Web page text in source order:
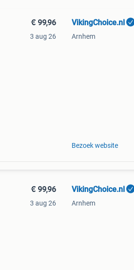
€ 99,96
3 aug 26
VikingChoice.nl
Arnhem
Bezoek website
€ 99,96
3 aug 26
VikingChoice.nl
Arnhem